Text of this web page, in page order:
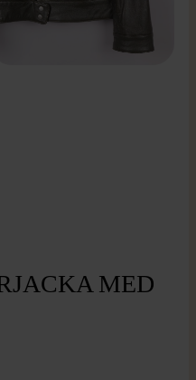
MED